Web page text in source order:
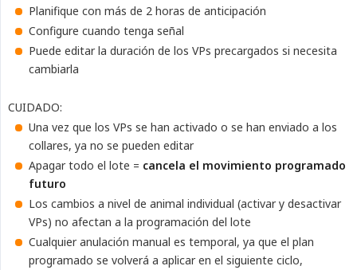
Planifique con más de 2 horas de anticipación
Configure cuando tenga señal
Puede editar la duración de los VPs precargados si necesita
cambiarla
CUIDADO:
Una vez que los VPs se han activado o se han enviado a los
collares, ya no se pueden editar
Apagar todo el lote = cancela el movimiento programado
futuro
Los cambios a nivel de animal individual (activar y desactivar
VPs) no afectan a la programación del lote
Cualquier anulación manual es temporal, ya que el plan
programado se volverá a aplicar en el siguiente ciclo,